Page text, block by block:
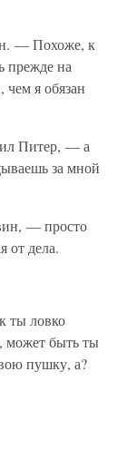
— Похоже, к
прежде на
я обязан
Питер, — а
за мной
— просто
от дела.
ты ловко
может быть ты
пушку, а?